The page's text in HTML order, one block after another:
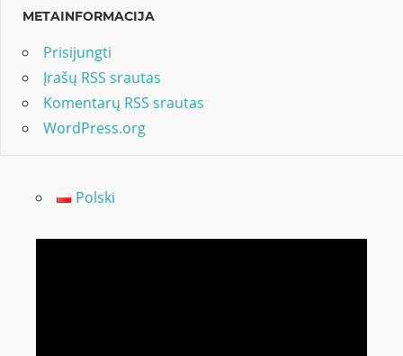
METAINFORMACIJA
Prisijungti
Įrašų RSS srautas
Komentarų RSS srautas
WordPress.org
Polski